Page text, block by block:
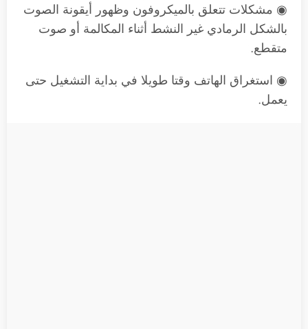
◉ مشكلات تتعلق بالميكروفون وظهور أيقونة الصوت
بالشكل الرمادي غير النشط أثناء المكالمة أو صوت
متقطع.
◉ استغراق الهاتف وقتا طويلا في بداية التشغيل حتى
يعمل.